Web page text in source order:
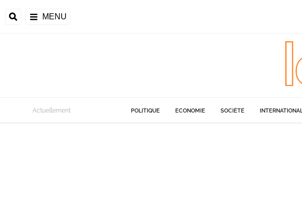
MENU
Actuellement POLITIQUE ECONOMIE SOCIÉTÉ INTERNATIONAL